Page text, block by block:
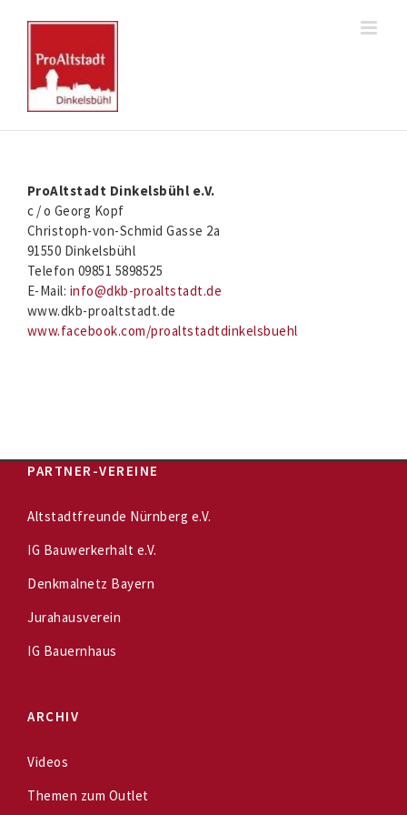
Inhalt
springen
ProAltstadt Dinkelsbühl e.V.
c / o Georg Kopf
Christoph-von-Schmid Gasse 2a
91550 Dinkelsbühl
Telefon 09851 5898525
E-Mail: info@dkb-proaltstadt.de
www.dkb-proaltstadt.de
www.facebook.com/proaltstadtdinkelsbuehl
PARTNER-VEREINE
Altstadtfreunde Nürnberg e.V.
IG Bauwerkerhalt e.V.
Denkmalnetz Bayern
Jurahausverein
IG Bauernhaus
ARCHIV
Videos
Themen zum Outlet